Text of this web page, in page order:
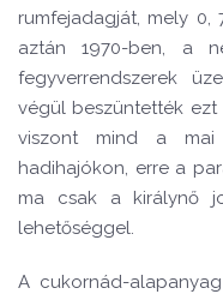
rumfejadagját, mely 0,
aztán 1970-ben, a
fegyverrendszerek
végül beszüntették ezt
viszont mind a
hadihajókon, erre a
ma csak a királynő
lehetőséggel.
A cukornád-